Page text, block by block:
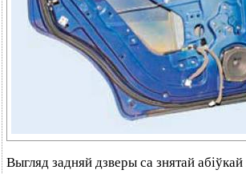
Выгляд задняй дзверы са знятай абіўкай